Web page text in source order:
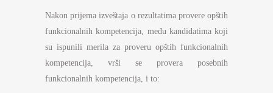
Nakon prijema izveštaja o rezultatima provere opštih
funkcionalnih kompetencija, među kandidatima koji
su ispunili merila za proveru opštih funkcionalnih
kompetencija, vrši se provera posebnih
funkcionalnih kompetencija, i to: